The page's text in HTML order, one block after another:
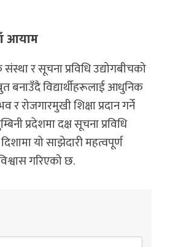
आयाम
र सूचना प्रविधि उद्योगबीचको
बनाउँदै विद्यार्थीहरूलाई आधुनिक
र रोजगारमुखी शिक्षा प्रदान गर्ने
प्रदेशमा दक्ष सूचना प्रविधि
यो साझेदारी महत्वपूर्ण
गरिएको छ.